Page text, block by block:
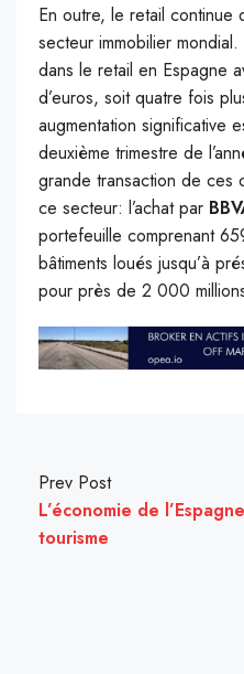
En outre, le retail continue
secteur immobilier
dans le retail en Espagne
d’euros, soit quatre fois
augmentation significative
deuxième trimestre de
grande transaction de ces
ce secteur: l’achat par
portefeuille comprenant
bâtiments loués jusqu’à
pour près de 2 000
Prev Post
L’économie de
tourisme